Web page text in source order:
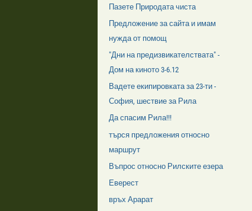
Пазете Природата чиста
Предложение за сайта и имам
нужда от помощ
"Дни на предизвикателствата" -
Дом на киното 3-6.12
Вадете екипировката за 23-ти -
София, шествие за Рила
Да спасим Рила!!!
търся предложения относно
маршрут
Въпрос относно Рилските езера
Еверест
връх Арарат